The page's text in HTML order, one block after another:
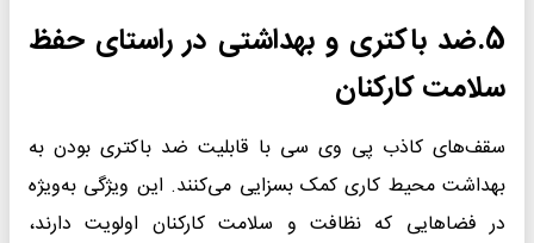
5. ضد باکتری و بهداشتی در راستای حفظ
سلامت کارکنان
سقف‌های کاذب پی وی سی با قابلیت ضد باکتری بودن به
بهداشت محیط کاری کمک بسزایی می‌کنند. این ویژگی به‌ویژه
در فضاهایی که نظافت و سلامت کارکنان اولویت دارند،